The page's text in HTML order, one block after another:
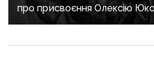
про присвоєння Олексію
України посмертно